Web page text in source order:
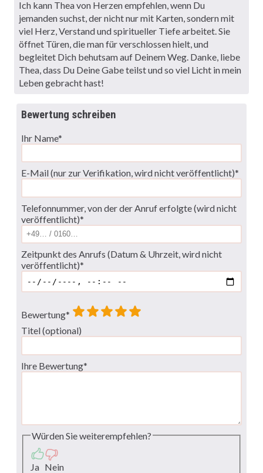
Ich kann Thea von Herzen empfehlen, wenn Du
jemanden suchst, der nicht nur mit Karten, sondern mit
viel Herz, Verstand und spiritueller Tiefe arbeitet. Sie
öffnet Türen, die man für verschlossen hielt, und
begleitet Dich behutsam auf Deinem Weg. Danke, liebe
Thea, dass Du Deine Gabe teilst und so viel Licht in mein
Leben gebracht hast!
Bewertung schreiben
Ihr Name*
E-Mail (nur zur Verifikation, wird nicht veröffentlicht)*
Telefonnummer, von der der Anruf erfolgte (wird nicht
veröffentlicht)*
Zeitpunkt des Anrufs (Datum & Uhrzeit, wird nicht
veröffentlicht)*
Bewertung*
Titel (optional)
Ihre Bewertung*
Würden Sie weiterempfehlen?
Ja Nein